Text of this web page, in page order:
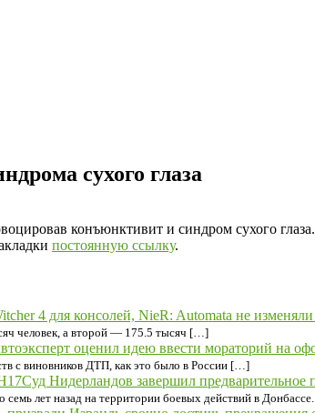
сухого глаза
конъюнктивит и синдром сухого глаза.
постоянную ссылку.
4 для консолей, NieR: Automata не
человек, а второй — 175.5 тысяч […]
оценил идею ввести мораторий на
с виновников ДТП, как это было в России […]
Cуд Нидерландов завершил предварительное
семь лет назад на территории боевых действий в